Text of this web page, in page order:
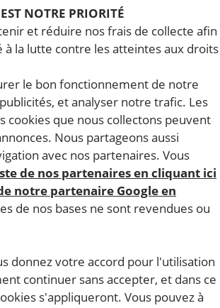
NOTRE PRIORITÉ
et réduire nos frais de collecte afin
la lutte contre les atteintes aux droits
le bon fonctionnement de notre
et analyser notre trafic. Les
cookies que nous collectons peuvent
Nous partageons aussi
avec nos partenaires. Vous
de nos partenaires en cliquant ici
notre partenaire Google en
de nos bases ne sont revendues ou
donnez votre accord pour l'utilisation
continuer sans accepter, et dans ce
s'appliqueront. Vous pouvez à